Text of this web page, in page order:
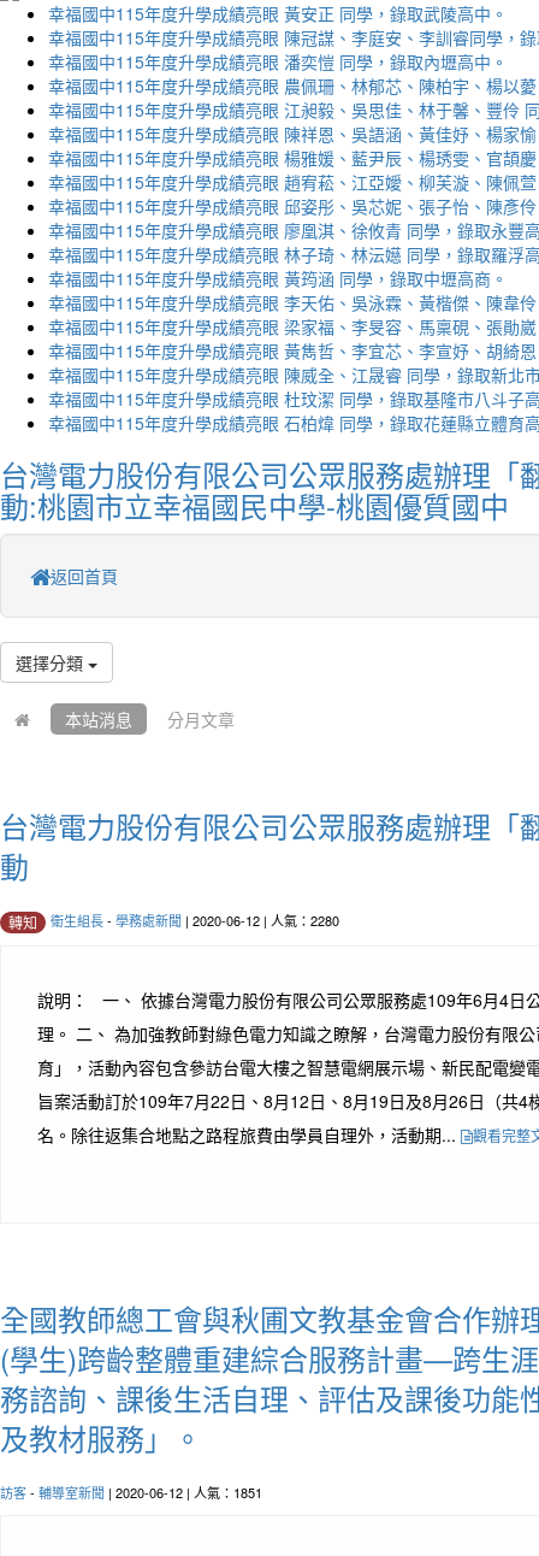
幸福國中115年度升學成績亮眼 黃安正 同學，錄取武陵高中。
幸福國中115年度升學成績亮眼 陳冠謀、李庭安、李訓睿同學，
幸福國中115年度升學成績亮眼 潘奕愷 同學，錄取內壢高中。
幸福國中115年度升學成績亮眼 農佩珊、林郁芯、陳柏宇、楊以
幸福國中115年度升學成績亮眼 江昶毅、吳思佳、林于馨、豐伶
幸福國中115年度升學成績亮眼 陳祥恩、吳語涵、黃佳妤、楊家
幸福國中115年度升學成績亮眼 楊雅媛、藍尹辰、楊琇雯、官頡
幸福國中115年度升學成績亮眼 趙宥菘、江亞嬡、柳芙漩、陳佩
幸福國中115年度升學成績亮眼 邱姿彤、吳芯妮、張子怡、陳彥
幸福國中115年度升學成績亮眼 廖凰淇、徐攸青 同學，錄取永豐
幸福國中115年度升學成績亮眼 林子琦、林沄嬨 同學，錄取羅浮
幸福國中115年度升學成績亮眼 黃筠涵 同學，錄取中壢高商。
幸福國中115年度升學成績亮眼 李天佑、吳泳霖、黃楷傑、陳韋
幸福國中115年度升學成績亮眼 梁家福、李旻容、馬稟硯、張勛
幸福國中115年度升學成績亮眼 黃雋哲、李宜芯、李宣妤、胡綺
幸福國中115年度升學成績亮眼 陳威全、江晟睿 同學，錄取新北
幸福國中115年度升學成績亮眼 杜玟潔 同學，錄取基隆市八斗子
幸福國中115年度升學成績亮眼 石柏煒 同學，錄取花蓮縣立體育
台灣電力股份有限公司公眾服務處辦理「
動:桃園市立幸福國民中學-桃園優質國中
返回首頁
選擇分類
本站消息 分月文章
台灣電力股份有限公司公眾服務處辦理「
動
轉知 衛生組長- 學務處新聞 | 2020-06-12 | 人氣：2280
說明： 一、 依據台灣電力股份有限公司公眾服務處109年6月4日
理。 二、 為加強教師對綠色電力知識之瞭解，台灣電力股份有限
育」，活動內容包含參訪台電大樓之智慧電網展示場、新民配電變
旨案活動訂於109年7月22日、8月12日、8月19日及8月26日（共4
名。除往返集合地點之路程旅費由學員自理外，活動期...
觀看完整
全國教師總工會與秋圃文教基金會合作辦
(學生)跨齡整體重建綜合服務計畫—跨生
務諮詢、課後生活自理、評估及課後功能
及教材服務」。
訪客- 輔導室新聞 | 2020-06-12 | 人氣：1851